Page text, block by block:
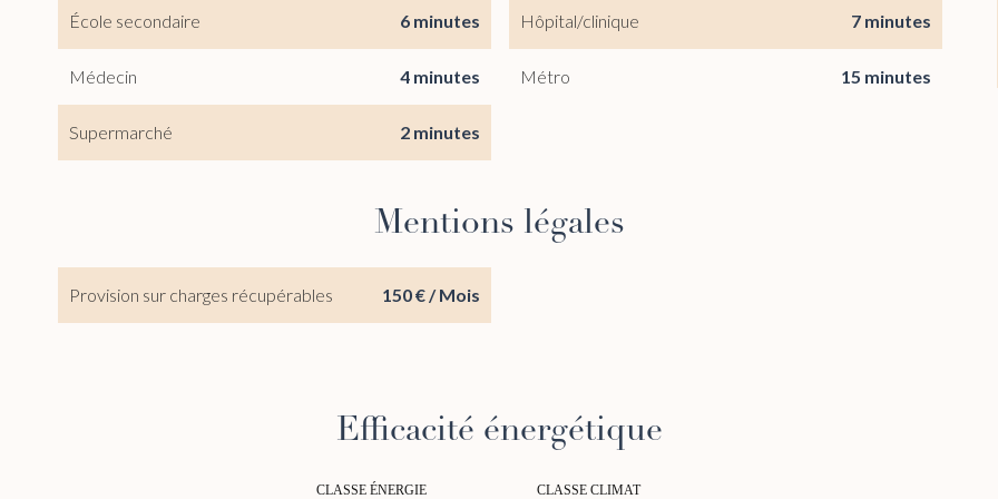
École secondaire 6 minutes Hôpital/clinique 7 minutes
Médecin 4 minutes Métro 15 minutes
Supermarché 2 minutes
Mentions légales
Provision sur charges récupérables 150 € / Mois
Efficacité énergétique